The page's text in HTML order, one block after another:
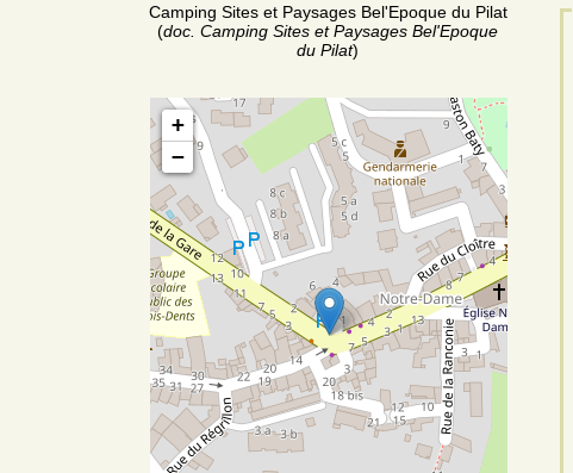
Camping Sites et Paysages Bel'Epoque du Pilat
(doc. Camping Sites et Paysages Bel'Epoque
du Pilat)
+
−